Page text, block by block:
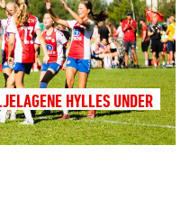
HYLLES UNDER